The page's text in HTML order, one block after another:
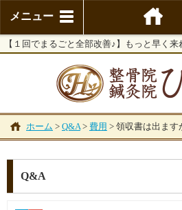
メニュー
【１回でまるごと全部改善♪】もっと早く
ホーム > Q&A> 費用 > 領収書は出ます
Q&A